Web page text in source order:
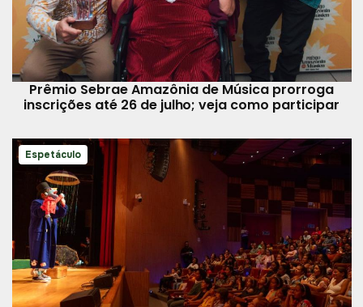
Prêmio Sebrae Amazônia de Música prorroga
inscrições até 26 de julho; veja como participar
Espetáculo